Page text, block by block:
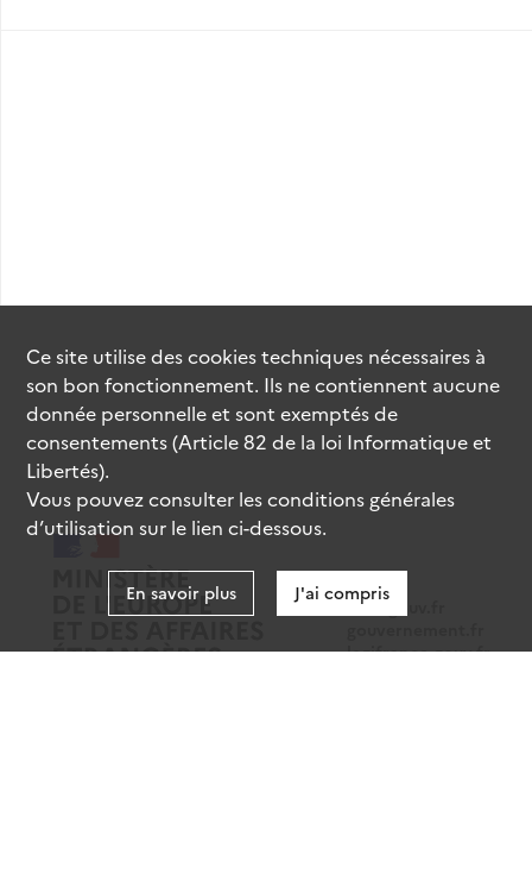
data.gouv.fr
legifrance.gouv.fr
Ce site utilise descookiestechniques nécessaires à
son bon fonctionnement. Ils ne contiennent aucune
donnée personnelle et sont exemptés de
consentements (Article 82 de la loi Informatique et
Libertés).
Vous pouvez consulter les conditions générales
d’utilisation sur le lien ci-dessous.
En savoir plus J'ai compris